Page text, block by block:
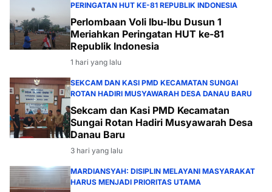
PERINGATAN HUT KE-81 REPUBLIK INDONESIA
Perlombaan Voli Ibu-Ibu Dusun 1
Meriahkan Peringatan HUT ke-81
Republik Indonesia
1 hari yang lalu
SEKCAM DAN KASI PMD KECAMATAN SUNGAI
ROTAN HADIRI MUSYAWARAH DESA DANAU BARU
Sekcam dan Kasi PMD Kecamatan
Sungai Rotan Hadiri Musyawarah Desa
Danau Baru
3 hari yang lalu
MARDIANSYAH: DISIPLIN MELAYANI MASYARAKAT
HARUS MENJADI PRIORITAS UTAMA